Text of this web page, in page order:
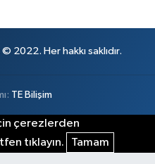
2022. Her hakkı saklıdır.
TE Bilişim
çerezlerden
tıklayın.
Tamam